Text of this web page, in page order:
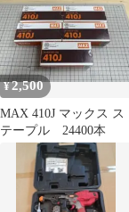
¥2,500
MAX 410J マックス ス
テープル 24400本